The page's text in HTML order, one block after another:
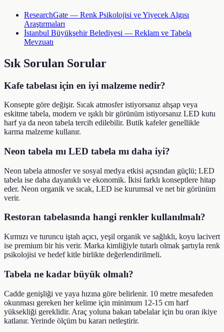
ResearchGate — Renk Psikolojisi ve Yiyecek Algısı
Araştırmaları
İstanbul Büyükşehir Belediyesi — Reklam ve Tabela
Mevzuatı
Sık Sorulan Sorular
Kafe tabelası için en iyi malzeme nedir?
Konsepte göre değişir. Sıcak atmosfer istiyorsanız ahşap veya
eskitme tabela, modern ve ışıklı bir görünüm istiyorsanız LED kutu
harf ya da neon tabela tercih edilebilir. Butik kafeler genellikle
karma malzeme kullanır.
Neon tabela mı LED tabela mı daha iyi?
Neon tabela atmosfer ve sosyal medya etkisi açısından güçlü; LED
tabela ise daha dayanıklı ve ekonomik. İkisi farklı konseptlere hitap
eder. Neon organik ve sıcak, LED ise kurumsal ve net bir görünüm
verir.
Restoran tabelasında hangi renkler kullanılmalı?
Kırmızı ve turuncu iştah açıcı, yeşil organik ve sağlıklı, koyu lacivert
ise premium bir his verir. Marka kimliğiyle tutarlı olmak şartıyla renk
psikolojisi ve hedef kitle birlikte değerlendirilmeli.
Tabela ne kadar büyük olmalı?
Cadde genişliği ve yaya hızına göre belirlenir. 10 metre mesafeden
okunması gereken her kelime için minimum 12-15 cm harf
yüksekliği gereklidir. Araç yoluna bakan tabelalar için bu oran ikiye
katlanır. Yerinde ölçüm bu kararı netleştirir.